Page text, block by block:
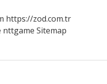
https://zod.com.tr
nttgame Sitemap